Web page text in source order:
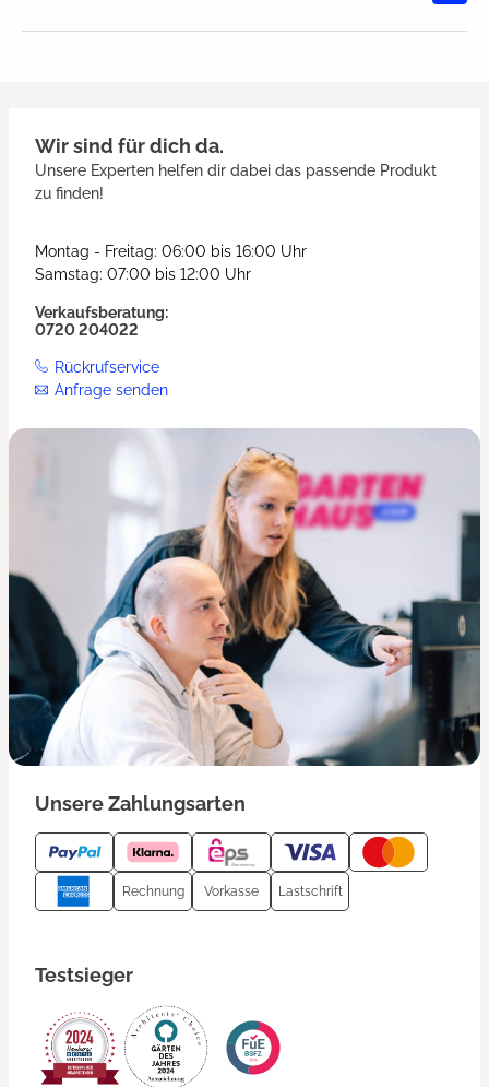
Wir sind für dich da.
Unsere Experten helfen dir dabei das passende Produkt
zu finden!
Montag - Freitag: 06:00 bis 16:00 Uhr
Samstag: 07:00 bis 12:00 Uhr
Verkaufsberatung:
0720 204022
Rückrufservice
Anfrage senden
Unsere Zahlungsarten
Rechnung Vorkasse Lastschrift
Testsieger